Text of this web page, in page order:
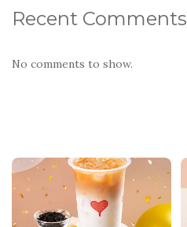
Recent Comments
No comments to show.